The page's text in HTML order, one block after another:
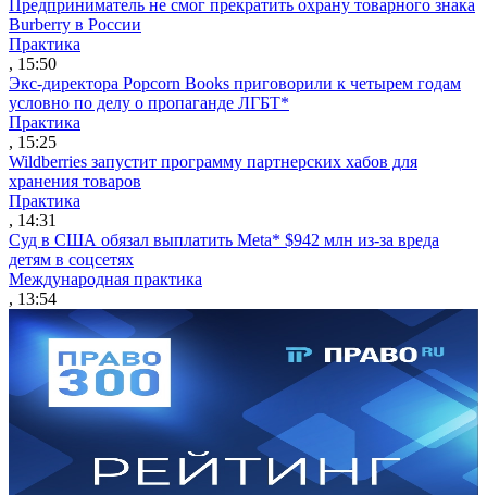
Предприниматель не смог прекратить охрану товарного знака
Burberry в России
Практика
, 15:50
Экс-директора Popcorn Books приговорили к четырем годам
условно по делу о пропаганде ЛГБТ*
Практика
, 15:25
Wildberries запустит программу партнерских хабов для
хранения товаров
Практика
, 14:31
Суд в США обязал выплатить Meta* $942 млн из-за вреда
детям в соцсетях
Международная практика
, 13:54